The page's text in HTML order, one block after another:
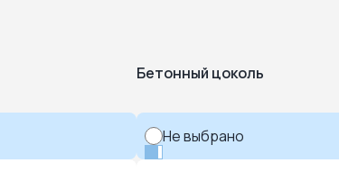
Бетонный цоколь
Не выбрано